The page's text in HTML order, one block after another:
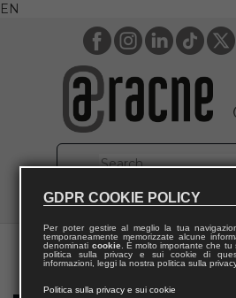
EN
GDPR COOKIE POLICY
Per poter gestire al meglio la tua
temporaneamente memorizzate alcune
denominati cookie. È molto importante che tu
politica sulla privacy e sui cookie di
informazioni, leggi la nostra politica sulla
Politica sulla privacy e sui cookie